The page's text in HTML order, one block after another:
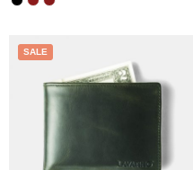
SALE